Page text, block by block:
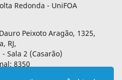
Redonda - UniFOA
Peixoto Aragão, 1325,
RJ,
Sala 2 (Casarão)
8350